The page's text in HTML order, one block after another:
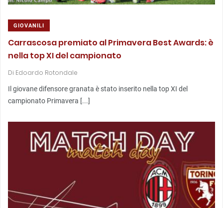
GIOVANILI
Carrascosa premiato al Primavera Best Awards: è
nella top XI del campionato
Di Edoardo Rotondale
Il giovane difensore granata è stato inserito nella top XI del
campionato Primavera [...]